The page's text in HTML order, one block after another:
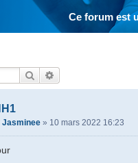
Ce forum est
Rechercher
Jasminee» 10 mars 2022 16:23